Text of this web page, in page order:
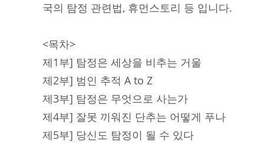
국의 탐정 관련법, 휴먼스토리 등 입니다.
<목차>
제1부] 탐정은 세상을 비추는 거울
제2부] 범인 추적 A to Z
제3부] 탐정은 무엇으로 사는가
제4부] 잘못 끼워진 단추는 어떻게 푸나
제5부] 당신도 탐정이 될 수 있다